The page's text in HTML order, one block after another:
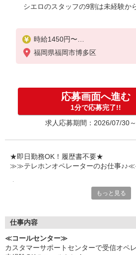
シエロのスタッフの9割は未経験か
時給1450円〜
※残業代支給
★交通費別途支給（規定あり）
入社祝い金10万円支給(規定有)
お友達を紹介頂くと,
インセンティブ支給(規定有)
゜・。○。・゜+゜・。○。・゜+
福岡県福岡市博多区
応募画面へ進む
1分で応募完了!!
求人応募期間：2026/07/30
★即日勤務OK！履歴書不要★
≫≫テレホンオペレーターのお仕事
職場での不安や悩み事があれば
充実の福利厚生、各種施設利用の特典な
お仕事以外も充実させたいあなたの味方
もっと見る
仕事内容
≪コールセンター≫
カスタマーサポートセンターで受信オペ